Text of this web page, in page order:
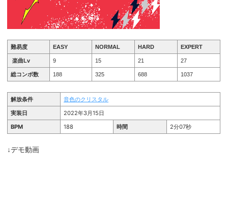
難易度 EASY NORMAL HARD EXPERT
楽曲Lv 9 15 21 27
総コンボ数 188 325 688 1037
解放条件
音色のクリスタル
実装日
2022年3月15日
BPM
188 時間 2分07秒
↓デモ動画